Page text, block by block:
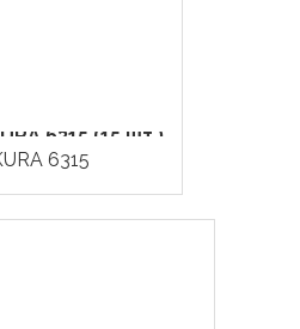
6315 (15 шт.)
6315